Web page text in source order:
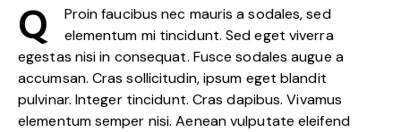
Q
Proin faucibus nec mauris a sodales, sed
elementum mi tincidunt. Sed eget viverra
egestas nisi in consequat. Fusce sodales augue a
accumsan. Cras sollicitudin, ipsum eget blandit
pulvinar. Integer tincidunt. Cras dapibus. Vivamus
elementum semper nisi. Aenean vulputate eleifend